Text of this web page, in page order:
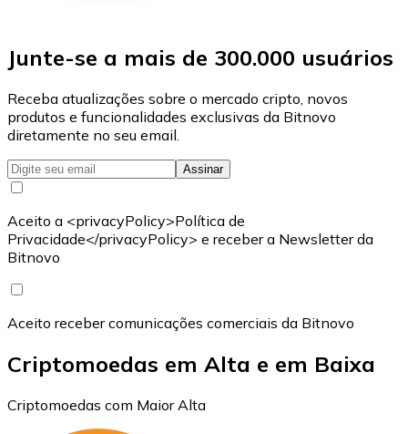
Junte-se a mais de 300.000 usuários
Receba atualizações sobre o mercado cripto, novos
produtos e funcionalidades exclusivas da Bitnovo
diretamente no seu email.
Assinar
Aceito a <privacyPolicy>Política de
Privacidade</privacyPolicy> e receber a Newsletter da
Bitnovo
Aceito receber comunicações comerciais da Bitnovo
Criptomoedas em Alta e em Baixa
Criptomoedas com Maior Alta